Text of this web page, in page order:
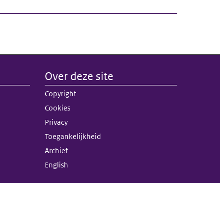
Over deze site
Copyright
Cookies
Privacy
Toegankelijkheid
Archief
English